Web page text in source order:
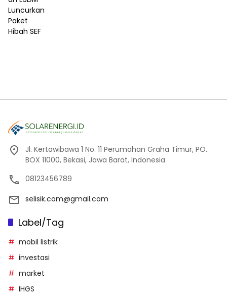
Jl. Kertawibawa 1 No. 11 Perumahan Graha Timur, PO.
BOX 11000, Bekasi, Jawa Barat, Indonesia
08123456789
selisik.com@gmail.com
Label/Tag
mobil listrik
investasi
market
IHGS